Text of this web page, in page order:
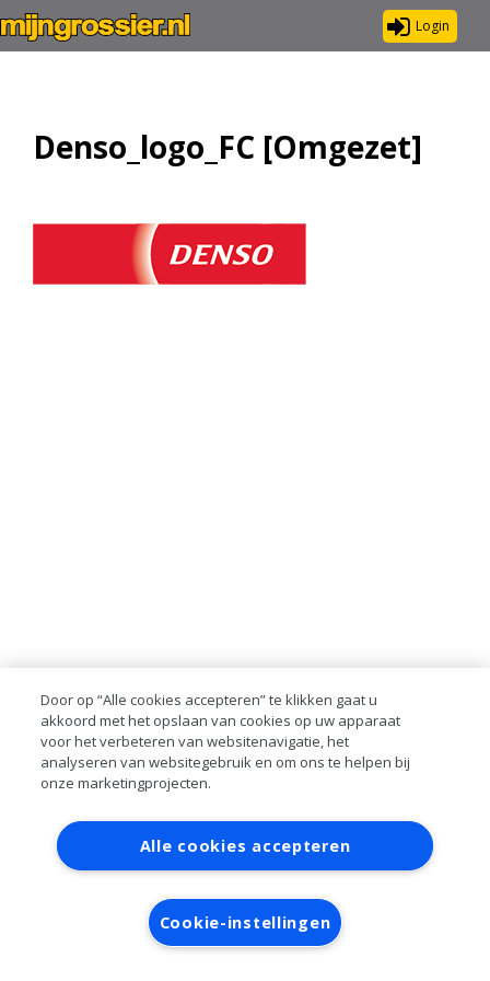
Login
Denso_logo_FC [Omgezet]
Contact Account aanvragen
Inloggen
RAI bestanden
Privacy
Algemene
voorwaarden
Verwerkersovereenkomst
Door op “Alle cookies accepteren” te klikken gaat u
akkoord met het opslaan van cookies op uw apparaat
voor het verbeteren van websitenavigatie, het
analyseren van websitegebruik en om ons te helpen bij
onze marketingprojecten.
Alle cookies accepteren
Cookie-instellingen